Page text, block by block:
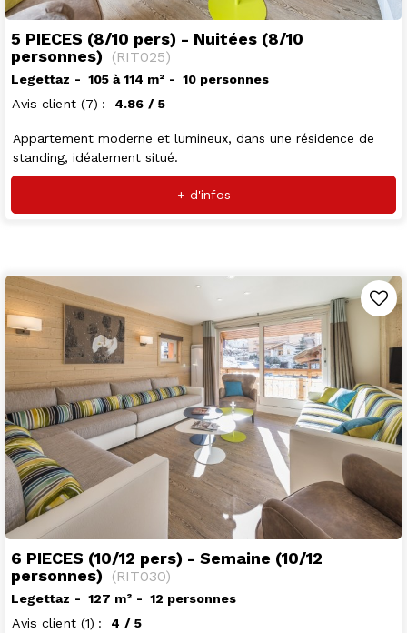
5 PIECES (8/10 pers) - Nuitées (8/10
personnes)
(RIT025)
Legettaz 105 à 114 m²
10 personnes
Avis client (7) 4.86 / 5
Appartement moderne et lumineux, dans une résidence de
standing, idéalement situé.
+ d'infos
6 PIECES (10/12 pers) - Semaine (10/12
personnes)
(RIT030)
Legettaz 127 m²
12 personnes
Avis client (1) 4 / 5